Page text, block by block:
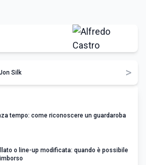
Silk >
tempo: come riconoscere un guardaroba
o line-up modificata: quando è possibile